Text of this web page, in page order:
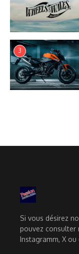
3
Si vous désirez
pouvez consulter
Instagramm, X